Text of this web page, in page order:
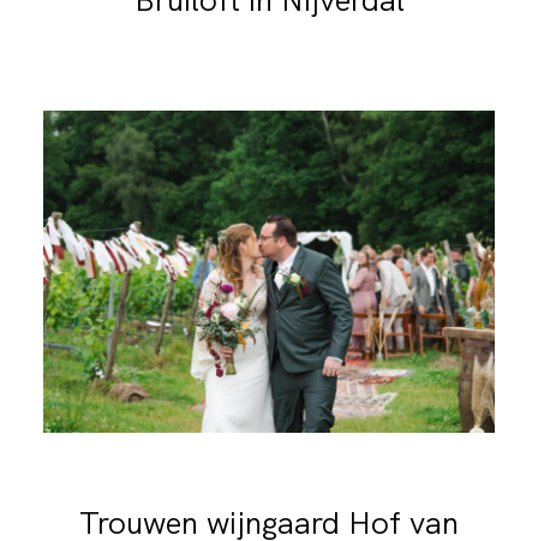
Trouwen wijngaard Hof van